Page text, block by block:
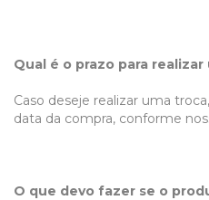
Qual é o prazo para realizar
Caso deseje realizar uma
data da compra, conforme
O que devo fazer se o